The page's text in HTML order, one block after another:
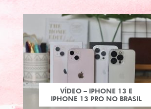
VÍDEO – IPHONE 13 E
IPHONE 13 PRO NO BRASIL